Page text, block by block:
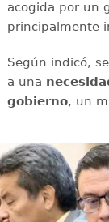
acogida por un
principalmente
Según indicó,
a una
gobierno, un